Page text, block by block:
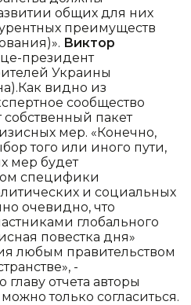
общих для них
преимуществ
Виктор
президент
Украины
видно из
сообщество
собственный пакет
мер. «Конечно,
того или иного пути,
мер будет
специфики
и социальных
очевидно, что
глобального
повестка дня»
любым правительством
-
отчета авторы
только согласиться.